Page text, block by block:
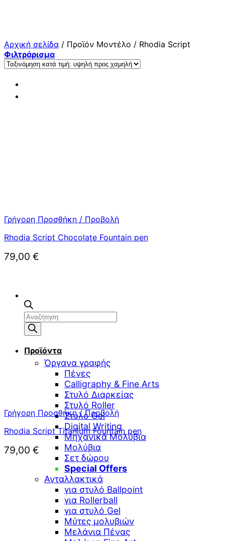
Αναζήτηση
προϊόντων
Προϊόντα
Όργανα γραφής
Πένες
Calligraphy & Fine Arts
Στυλό Διαρκείας
Στυλό Roller
Στυλό Gel
Digital Writing
Μηχανικά Μολύβια
Μολύβια
Σετ δώρου
Special Offers
Ανταλλακτικά
για στυλό Ballpoint
για Rollerball
για στυλό Gel
Μύτες μολυβιών
Μελάνια Πένας
Αρχική σελίδα / Προϊόν Μοντέλο / Rhodia Script
Φιλτράρισμα
Γρήγορη Προσθήκη / Προβολή
Rhodia Script Chocolate Fountain pen
79,00 €
Γρήγορη Προσθήκη / Προβολή
Rhodia Script Titanium Fountain pen
79,00 €